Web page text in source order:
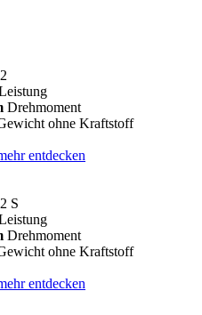
Drehmoment
ohne Kraftstoff
entdecken
S
Drehmoment
ohne Kraftstoff
entdecken